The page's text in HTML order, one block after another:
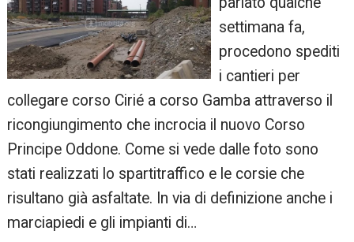
settimana fa,
procedono spediti
i cantieri per
collegare corso Cirié a corso Gamba attraverso il
ricongiungimento che incrocia il nuovo Corso
Principe Oddone. Come si vede dalle foto sono
stati realizzati lo spartitraffico e le corsie che
risultano già asfaltate. In via di definizione anche i
marciapiedi e gli impianti di…